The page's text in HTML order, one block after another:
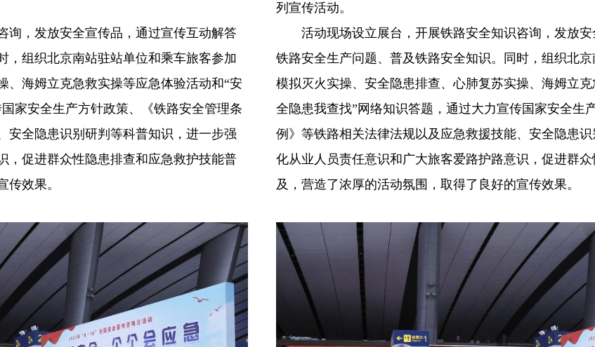
，发放安全宣传品，通过宣传互动解答
，组织北京南站驻站单位和乘车旅客参加
、海姆立克急救实操等应急体验活动和“安
家安全生产方针政策、《铁路安全管理条
安全隐患识别研判等科普知识，进一步强
，促进群众性隐患排查和应急救护技能普
效果。
列宣传活动。
活动现场设立展台，开展铁路安全知识咨询，发放安
铁路安全生产问题、普及铁路安全知识。同时，组织北
模拟灭火实操、安全隐患排查、心肺复苏实操、海姆立
全隐患我查找”网络知识答题，通过大力宣传国家安全生
例》等铁路相关法律法规以及应急救援技能、安全隐患
化从业人员责任意识和广大旅客爱路护路意识，促进群
及，营造了浓厚的活动氛围，取得了良好的宣传效果。